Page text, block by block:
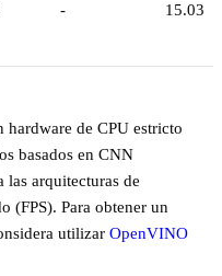
- 15.03
hardware de CPU estricto
basados en CNN
las arquitecturas de
(FPS). Para obtener un
utilizar OpenVINO